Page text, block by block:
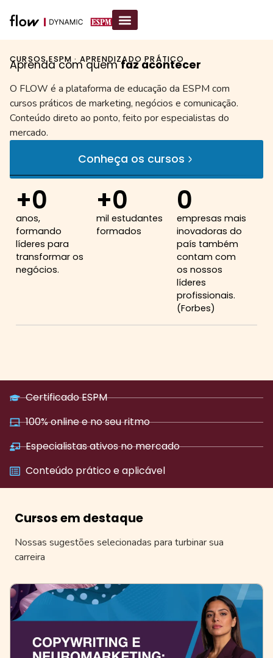
CURSOS ESPM · APRENDIZADO PRÁTICO
Aprenda com quemfaz acontecer
O FLOW é a plataforma de educação da ESPM com
cursos práticos de marketing, negócios e comunicação.
Conteúdo direto ao ponto, feito por especialistas do
mercado.
Conheça os cursos
+0
anos,
formando
líderes para
transformar os
negócios.
+0
mil estudantes
formados
0
empresas mais
inovadoras do
país também
contam com
os nossos
líderes
profissionais.
(Forbes)
Certificado ESPM
100% online e no seu ritmo
Especialistas ativos no mercado
Conteúdo prático e aplicável
Cursos em destaque
Nossas sugestões selecionadas para turbinar sua
carreira